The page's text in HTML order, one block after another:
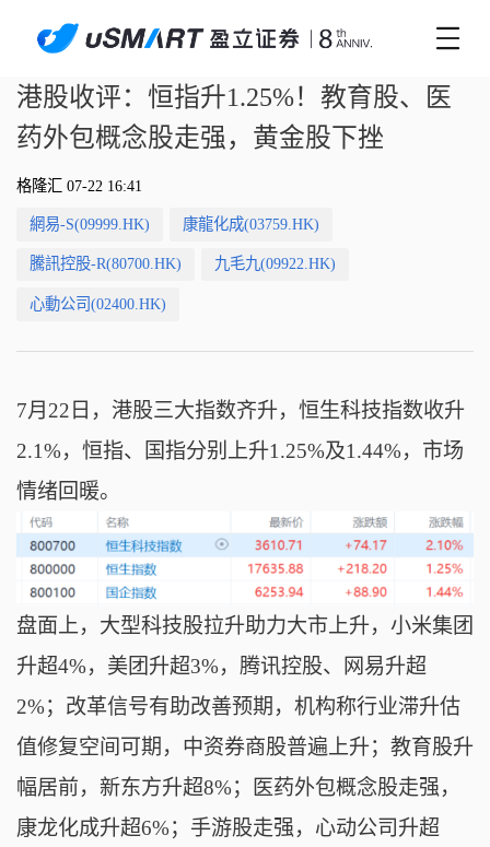
港股收评：恒指升1.25%！教育股、医
药外包概念股走强，黄金股下挫
格隆汇 07-22 16:41
網易-S(09999.HK) 康龍化成(03759.HK)
騰訊控股-R(80700.HK) 九毛九(09922.HK)
心動公司(02400.HK)
7月22日，港股三大指数齐升， 恒生科技指数收升
2.1%，恒指、国指分别上升1.25%及1.44%，市场
情绪回暖。
盘面上， 大型科技股拉升助力大市上升， 小米集团
升超4%， 美团升超3%，腾讯控股、网易升超
2%； 改革信号有助改善预期，机构称行业滞升估
值修复空间可期，中资券商股普遍上升； 教育股升
幅居前，新东方升超8%；
医药外包概念股走强，
康龙化成升超6%； 手游股走强， 心动公司升超